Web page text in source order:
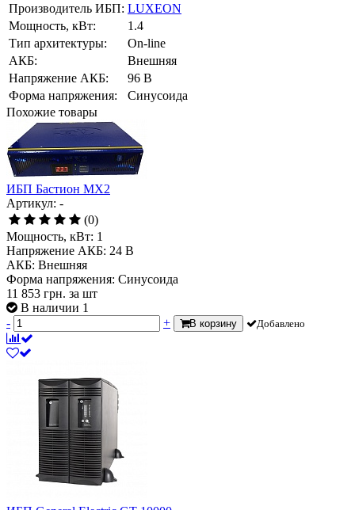
Производитель ИБП: LUXEON
Мощность, кВт:
1.4
Тип архитектуры:
On-line
АКБ:
Внешняя
Напряжение АКБ:
96 В
Форма напряжения:
Синусоида
Похожие товары
ИБП Бастион MX2
Артикул: -
(0)
Мощность, кВт: 1
Напряжение АКБ: 24 В
АКБ: Внешняя
Форма напряжения: Синусоида
11 853 грн. за шт
В наличии 1
-
+ В корзину Добавлено